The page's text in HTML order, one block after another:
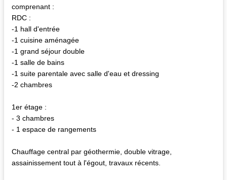
comprenant :
RDC :
-1 hall d'entrée
-1 cuisine aménagée
-1 grand séjour double
-1 salle de bains
-1 suite parentale avec salle d'eau et dressing
-2 chambres
1er étage :
- 3 chambres
- 1 espace de rangements
Chauffage central par géothermie, double vitrage,
assainissement tout à l'égout, travaux récents.